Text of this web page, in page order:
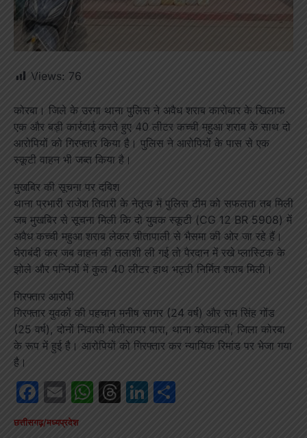
Views: 76
कोरबा। जिले के उरगा थाना पुलिस ने अवैध शराब कारोबार के खिलाफ
एक और बड़ी कार्रवाई करते हुए 40 लीटर कच्ची महुआ शराब के साथ दो
आरोपियों को गिरफ्तार किया है। पुलिस ने आरोपियों के पास से एक
स्कूटी वाहन भी जब्त किया है।
मुखबिर की सूचना पर दबिश
थाना प्रभारी राजेश तिवारी के नेतृत्व में पुलिस टीम को सफलता तब मिली
जब मुखबिर से सूचना मिली कि दो युवक स्कूटी (CG 12 BR 5908) में
अवैध कच्ची महुआ शराब लेकर चीतापाली से भैसमा की ओर जा रहे हैं।
घेराबंदी कर जब वाहन की तलाशी ली गई तो पैरदान में रखे प्लास्टिक के
झोले और पन्नियों में कुल 40 लीटर हाथ भट्ठी निर्मित शराब मिली।
गिरफ्तार आरोपी
गिरफ्तार युवकों की पहचान मनीष सागर (24 वर्ष) और राम सिंह गोंड
(25 वर्ष), दोनों निवासी मोतीसागर पारा, थाना कोतवाली, जिला कोरबा
के रूप में हुई है। आरोपियों को गिरफ्तार कर न्यायिक रिमांड पर भेजा गया
है।
Facebook
EmailWhatsApp
Threads
LinkedIn
छत्तीसगढ़/मध्यप्रदेश